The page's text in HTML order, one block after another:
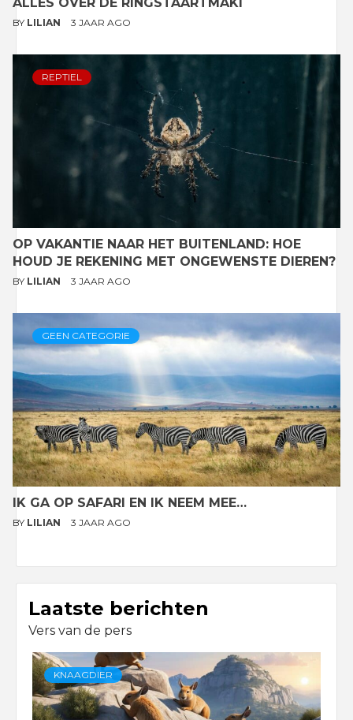
BY LILIAN 3 JAAR AGO
REPTIEL
OP VAKANTIE NAAR HET BUITENLAND: HOE
HOUD JE REKENING MET ONGEWENSTE DIEREN?
BY LILIAN 3 JAAR AGO
GEEN CATEGORIE
IK GA OP SAFARI EN IK NEEM MEE…
BY LILIAN 3 JAAR AGO
Laatste berichten
Vers van de pers
KNAAGDIER